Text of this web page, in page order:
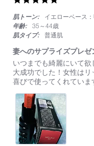
rating
肌トーン:
イエローベース
年齢:
35～44歳
肌タイプ:
普通肌
妻へのサプライズプレゼ
Review
by
on
Sep
2024
review
stating
妻
の
サ
プ
ラ
イ
ズ
いつまでも綺麗にいて欲
大成功でした！女性は
喜びで使ってくれていま